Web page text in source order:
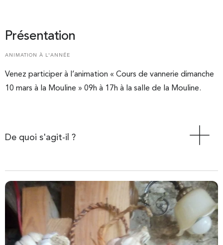
Présentation
ANIMATION À L'ANNÉE
Venez participer à l’animation « Cours de vannerie dimanche
10 mars à la Mouline » 09h à 17h à la salle de la Mouline.
De quoi s'agit-il ?